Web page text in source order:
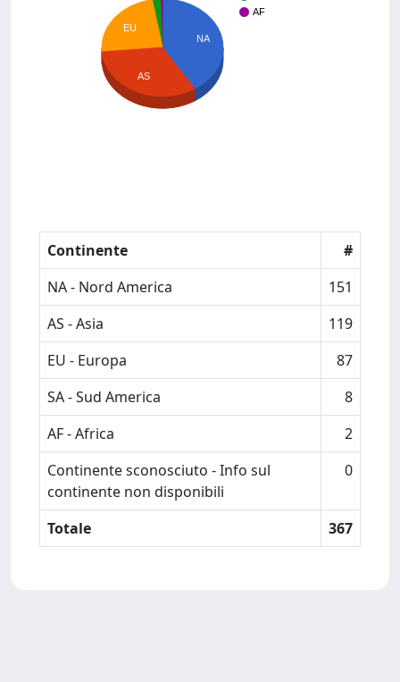
AF
NA
EU
AS
Continente
#
NA - Nord America
151
AS - Asia
119
EU - Europa
87
SA - Sud America
8
AF - Africa
2
Continente sconosciuto - Info sul
continente non disponibili
0
Totale 367